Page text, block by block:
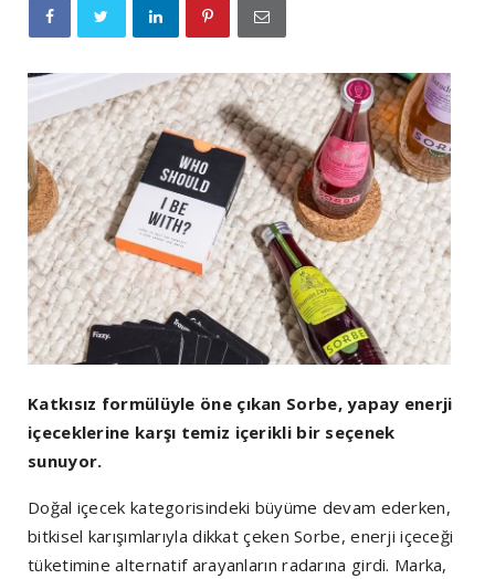
Katkısız formülüyle öne çıkan Sorbe, yapay enerji
içeceklerine karşı temiz içerikli bir seçenek
sunuyor.
Doğal içecek kategorisindeki büyüme devam ederken,
bitkisel karışımlarıyla dikkat çeken Sorbe, enerji içeceği
tüketimine alternatif arayanların radarına girdi. Marka,